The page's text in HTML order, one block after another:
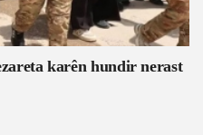
karên hundir nerast